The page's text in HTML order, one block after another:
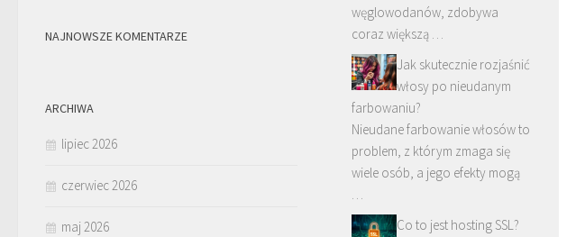
NAJNOWSZE KOMENTARZE
ARCHIWA
lipiec 2026
czerwiec 2026
maj 2026
węglowodanów, zdobywa
coraz większą …
Jak skutecznie rozjaśnić
włosy po nieudanym
farbowaniu?
Nieudane farbowanie włosów to
problem, z którym zmaga się
wiele osób, a jego efekty mogą
…
Co to jest hosting SSL?